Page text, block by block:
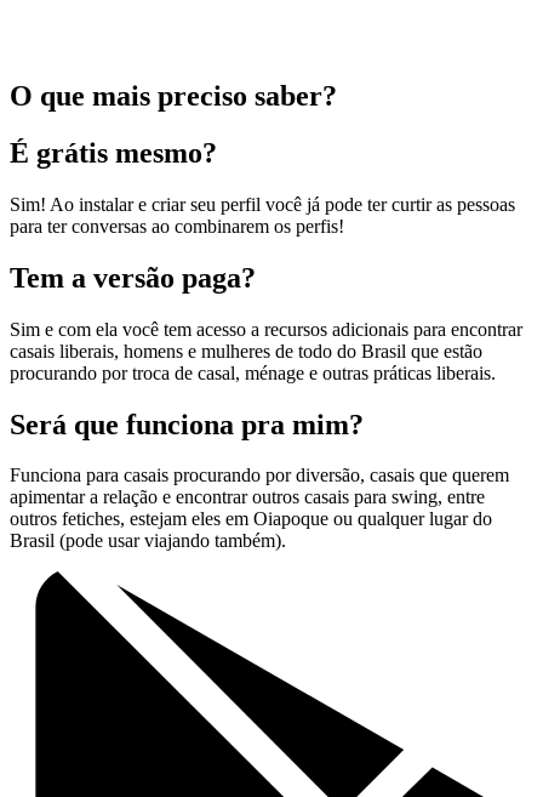
O que mais preciso saber?
É grátis mesmo?
Sim! Ao instalar e criar seu perfil você já pode ter curtir as pessoas
para ter conversas ao combinarem os perfis!
Tem a versão paga?
Sim e com ela você tem acesso a recursos adicionais para encontrar
casais liberais, homens e mulheres de todo do Brasil que estão
procurando por troca de casal, ménage e outras práticas liberais.
Será que funciona pra mim?
Funciona para casais procurando por diversão, casais que querem
apimentar a relação e encontrar outros casais para swing, entre
outros fetiches, estejam eles em Oiapoque ou qualquer lugar do
Brasil (pode usar viajando também).